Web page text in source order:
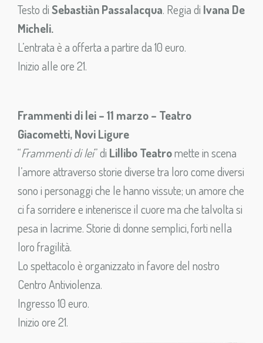
Testo diSebastiàn Passalacqua. Regia di Ivana De
Micheli.
L’entrata è a offerta a partire da 10 euro.
Inizio alle ore 21.
Frammenti di lei – 11 marzo – Teatro
Giacometti, Novi Ligure
“Frammenti di lei” di Lillibo Teatromette in scena
l’amore attraverso storie diverse tra loro come diversi
sono i personaggi che le hanno vissute; un amore che
ci fa sorridere e intenerisce il cuore ma che talvolta si
pesa in lacrime. Storie di donne semplici, forti nella
loro fragilità.
Lo spettacolo è organizzato in favore del nostro
Centro Antiviolenza.
Ingresso 10 euro.
Inizio ore 21.